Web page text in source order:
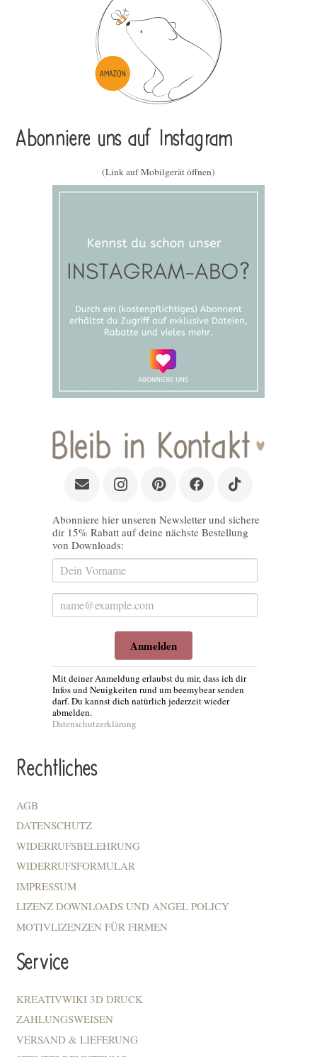
Abonniere uns auf Instagram
(Link auf Mobilgerät öffnen)
Abonniere hier unseren Newsletter und sichere
dir 15% Rabatt auf deine nächste Bestellung
von Downloads:
Anmelden
Mit deiner Anmeldung erlaubst du mir, dass ich dir
Infos und Neuigkeiten rund um beemybear senden
darf. Du kannst dich natürlich jederzeit wieder
abmelden.
Datenschutzerklärung
Rechtliches
AGB
DATENSCHUTZ
WIDERRUFSBELEHRUNG
WIDERRUFSFORMULAR
IMPRESSUM
LIZENZ DOWNLOADS UND ANGEL POLICY
MOTIVLIZENZEN FÜR FIRMEN
Service
KREATIVWIKI 3D DRUCK
ZAHLUNGSWEISEN
VERSAND & LIEFERUNG